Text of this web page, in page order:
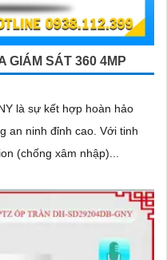
GIÁM SÁT 360 4MP
là sự kết hợp hoàn hảo
đỉnh cao. Với tinh
(chống xâm nhập)...